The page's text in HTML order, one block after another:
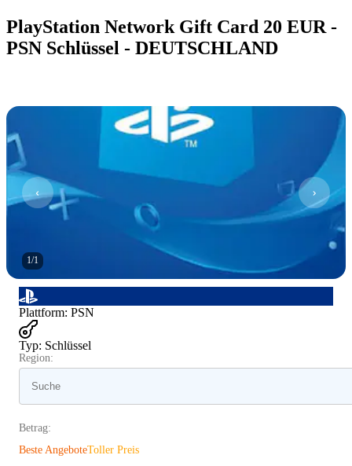
PlayStation Network Gift Card 20 EUR -
PSN Schlüssel - DEUTSCHLAND
1/1
Plattform: PSN
Typ: Schlüssel
Region:
Betrag:
Beste AngeboteToller Preis